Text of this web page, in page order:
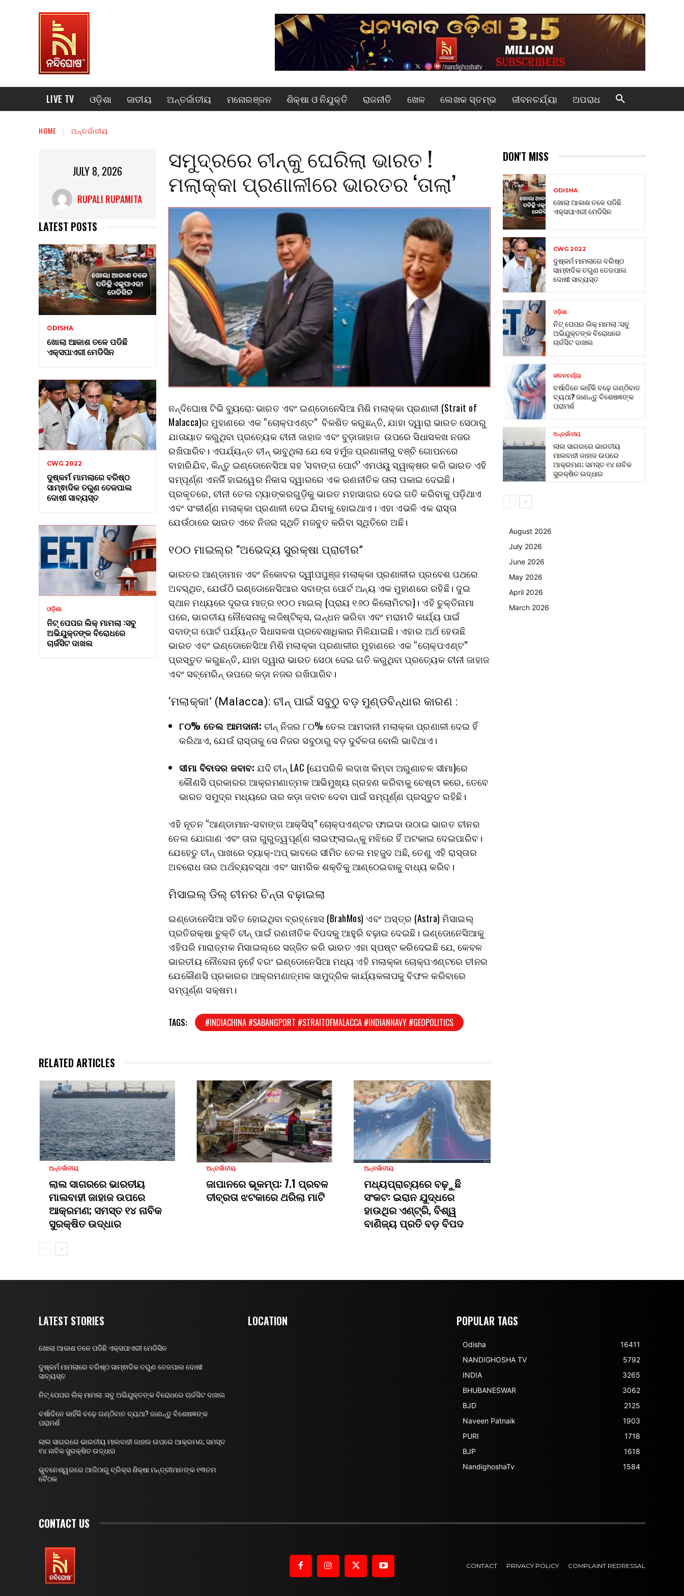
LIVE TV ଓଡ଼ିଶା ଜାତୀୟ ଅନ୍ତର୍ଜାତୀୟ ମନୋରଞ୍ଜନ ଶିକ୍ଷା ଓ ନିଯୁକ୍ତି ରାଜନୀତି ଖେଳ ଲେଖକ ସ୍ତମ୍ଭ ଜୀବନଚର୍ଯ୍ୟା ଅପରାଧ
HOME ଅନ୍ତର୍ଜାତୀୟ
JULY 8, 2026
RUPALI RUPAMITA
LATEST POSTS
ODISHA
ଖୋଲା ଆକାଶ ତଳେ ପଡିଛି
ଏକ୍ସପାଏରୀ ମେଡିସିନ
CWG 2022
ଦୁଷ୍କର୍ମ ମାମଲାରେ ବରିଷ୍ଠ
ସାମ୍ଵାଦିକ ତରୁଣ ତେଜପାଲ
ଦୋଷୀ ସାବ୍ୟସ୍ତ
ଓଡ଼ିଶା
ନିଟ୍ ପେପର ଲିକ୍ ମାମଲା :ସବୁ
ଅଭିଯୁକ୍ତଙ୍କ ବିରୋଧରେ
ଚାର୍ଜସିଟ ଦାଖଲ
ସମୁଦ୍ରରେ ଚୀନ୍‌କୁ ଘେରିଲା ଭାରତ !
ମଲାକ୍କା ପ୍ରଣାଳୀରେ ଭାରତର ‘ତାଲା’
ନନ୍ଦିଘୋଷ ଟିଭି ବ୍ୟୁରୋ: ଭାରତ ଏବଂ ଇଣ୍ଡୋନେସିଆ ମିଶି ମଲାକ୍କା ପ୍ରଣାଳୀ (Strait of
Malacca)ର ମୁହାଣରେ ଏକ “ଚୋକ୍‌ପଏଣ୍ଟ” ବିକଶିତ କରୁଛନ୍ତି, ଯାହା ଦ୍ୱାରା ଭାରତ ସେଠାରୁ
ଯାତାୟାତ କରୁଥିବା ପ୍ରତ୍ୟେକ ଚୀନୀ ଜାହାଜ ଏବଂ ବୁଡ଼ାଜାହାଜ ଉପରେ ସିଧାସଳଖ ନଜର
ରଖିପାରିବ। ଏପର୍ଯ୍ୟନ୍ତ ଚୀନ୍ ଭାବୁଥିଲା ଯେ ସେ ହର୍ମୁଜ ପ୍ରଣାଳୀରୁ ବଞ୍ଚି ଗୋପନରେ
ବାହାରିଯିବ, କିନ୍ତୁ ଇଣ୍ଡୋନେସିଆ ସହ ‘ସବାଙ୍ଗ ପୋର୍ଟ’ ଏମଓୟୁ ସ୍ୱାକ୍ଷର କରି ଭାରତ ଏହି
ସମ୍ପୂର୍ଣ୍ଣ ଏନର୍ଜି ହାଇୱେର ନିକାସ ଦ୍ୱାରରେ ଏକ ରଣନୀତିକ ତାଲା ପକାଇ ଦେଇଛି।
ପ୍ରକୃତରେ, ଚୀନୀ ତେଲ ଟ୍ୟାଙ୍କରଗୁଡ଼ିକୁ ଭାରତ ମହାସାଗର ଦେଇ ଗତି କରିବାକୁ ପଡ଼ିଥାଏ
ଏବଂ ସଂକୀର୍ଣ୍ଣ ମଲାକ୍କା ପ୍ରଣାଳୀ ଦେଇ ଯିବାକୁ ହୋଇଥାଏ। ଏହା ଏଭଳି ଏକ ରାସ୍ତା
ଯେଉଁଠାରେ ଭାରତ ଏବେ ନିଜର ସ୍ଥିତି ମଜବୁତ କରିବା ସ୍ଥିତିରେ ଅଛି।
୧୦୦ ମାଇଲ୍‌ର “ଅଭେଦ୍ୟ ସୁରକ୍ଷା ପ୍ରାଚୀର”
ଭାରତର ଆଣ୍ଡାମାନ ଏବଂ ନିକୋବର ଦ୍ୱୀପପୁଞ୍ଜ ମଲାକ୍କା ପ୍ରଣାଳୀର ପ୍ରବେଶ ପଥରେ
ଅବସ୍ଥିତ, ଯେଉଁଠି ଇଣ୍ଡୋନେସିଆର ସବାଙ୍ଗ ପୋର୍ଟ ଅନ୍ୟ ଏକ ମୁହାଣରେ ରହିଛି। ଦୁଇ
ସ୍ଥାନ ମଧ୍ୟରେ ଦୂରତା ମାତ୍ର ୧୦୦ ମାଇଲ୍ (ପ୍ରାୟ ୧୬୦ କିଲୋମିଟର)। ଏହି ଚୁକ୍ତିନାମା
ପରେ, ଭାରତୀୟ ନୌସେନାକୁ ଲଜିଷ୍ଟିକ୍ସ, ଇନ୍ଧନ ଭରିବା ଏବଂ ମରାମତି କାର୍ଯ୍ୟ ପାଇଁ
ସବାଙ୍ଗ ପୋର୍ଟ ପର୍ଯ୍ୟନ୍ତ ସିଧାସଳଖ ପ୍ରବେଶାଧିକାର ମିଳିଯାଇଛି। ଏହାର ଅର୍ଥ ହେଉଛି
ଭାରତ ଏବଂ ଇଣ୍ଡୋନେସିଆ ମିଶି ମଲାକ୍କା ପ୍ରଣାଳୀର ମୁହାଣରେ ଏକ “ଚୋକ୍‌ପଏଣ୍ଟ”
ପ୍ରସ୍ତୁତ କରୁଛନ୍ତି, ଯାହା ଦ୍ୱାରା ଭାରତ ସେଠା ଦେଇ ଗତି କରୁଥିବା ପ୍ରତ୍ୟେକ ଚୀନୀ ଜାହାଜ
ଏବଂ ସବ୍‌ମେରିନ୍ ଉପରେ କଡ଼ା ନଜର ରଖିପାରିବ।
‘ମଲାକ୍କା’ (Malacca): ଚୀନ୍ ପାଇଁ ସବୁଠୁ ବଡ଼ ମୁଣ୍ଡବିନ୍ଧାର କାରଣ :
୮୦% ତେଲ ଆମଦାନୀ: ଚୀନ୍ ନିଜର ୮୦% ତେଲ ଆମଦାନୀ ମଲାକ୍କା ପ୍ରଣାଳୀ ଦେଇ ହିଁ
କରିଥାଏ, ଯେଉଁ ରାସ୍ତାକୁ ସେ ନିଜର ସବୁଠାରୁ ବଡ଼ ଦୁର୍ବଳତା ବୋଲି ଭାବିଥାଏ।
ସୀମା ବିବାଦର ଜବାବ: ଯଦି ଚୀନ୍ LAC (ଯେପରିକି ଲଦାଖ କିମ୍ବା ଅରୁଣାଚଳ ସୀମା)ରେ
କୌଣସି ପ୍ରକାରର ଆକ୍ରମଣାତ୍ମକ ଆଭିମୁଖ୍ୟ ଗ୍ରହଣ କରିବାକୁ ଚେଷ୍ଟା କରେ, ତେବେ
ଭାରତ ସମୁଦ୍ର ମଧ୍ୟରେ ତାର କଡ଼ା ଜବାବ ଦେବା ପାଇଁ ସମ୍ପୂର୍ଣ୍ଣ ପ୍ରସ୍ତୁତ ରହିଛି।
ଏହି ନୂତନ “ଆଣ୍ଡାମାନ-ସବାଙ୍ଗ ଆକ୍ସିସ୍” ଚୋକ୍‌ପଏଣ୍ଟର ଫାଇଦା ଉଠାଇ ଭାରତ ଚୀନର
ତେଲ ଯୋଗାଣ ଏବଂ ତାର ଗୁରୁତ୍ୱପୂର୍ଣ୍ଣ ଲାଇଫ୍‌ଲାଇନ୍‌କୁ ମଝିରେ ହିଁ ଅଟକାଇ ଦେଇପାରିବ।
ଯେହେତୁ ଚୀନ୍ ପାଖରେ ବ୍ୟାକ୍-ଅପ୍ ଭାବରେ ସୀମିତ ତେଲ ମହଜୁଦ ଅଛି, ତେଣୁ ଏହି ରାସ୍ତାର
ଅବରୋଧ ତାର ଅର୍ଥବ୍ୟବସ୍ଥା ଏବଂ ସାମରିକ ଶକ୍ତିକୁ ଆଣ୍ଠେଇବାକୁ ବାଧ୍ୟ କରିବ।
ମିସାଇଲ୍ ଡିଲ୍ ଚୀନର ଚିନ୍ତା ବଢ଼ାଇଲା
ଇଣ୍ଡୋନେସିଆ ସହିତ ହୋଇଥିବା ବ୍ରହ୍ମୋସ (BrahMos) ଏବଂ ଅସ୍ତ୍ର (Astra) ମିସାଇଲ୍
ପ୍ରତିରକ୍ଷା ଚୁକ୍ତି ଚୀନ୍ ପାଇଁ ରଣନୀତିକ ବିପଦକୁ ଆହୁରି ବଢ଼ାଇ ଦେଇଛି। ଇଣ୍ଡୋନେସିଆକୁ
ଏହିପରି ମାରାତ୍ମକ ମିସାଇଲ୍‌ରେ ସଜ୍ଜିତ କରି ଭାରତ ଏହା ସ୍ପଷ୍ଟ କରିଦେଇଛି ଯେ, କେବଳ
ଭାରତୀୟ ନୌସେନା ନୁହେଁ ବରଂ ଇଣ୍ଡୋନେସିଆ ମଧ୍ୟ ଏହି ମଲାକ୍କା ଚୋକ୍‌ପଏଣ୍ଟରେ ଚୀନର
ଯେକୌଣସି ପ୍ରକାରର ଆକ୍ରମଣାତ୍ମକ ସାମୁଦ୍ରିକ କାର୍ଯ୍ୟକଳାପକୁ ବିଫଳ କରିବାରେ
ସମ୍ପୂର୍ଣ୍ଣ ସକ୍ଷମ।
TAGS: #INDIACHINA #SABANGPORT #STRAITOFMALACCA #INDIANNAVY #GEOPOLITICS
RELATED ARTICLES
ଅନ୍ତର୍ଜାତୀୟ
ଲାଲ ସାଗରରେ ଭାରତୀୟ
ମାଲବାହୀ ଜାହାଜ ଉପରେ
ଆକ୍ରମଣ; ସମସ୍ତ ୧୪ ନାବିକ
ସୁରକ୍ଷିତ ଉଦ୍ଧାର
ଅନ୍ତର୍ଜାତୀୟ
ଜାପାନରେ ଭୂକମ୍ପ: 7.1 ପ୍ରବଳ
ତୀବ୍ରତା ଝଟକାରେ ଥରିଲା ମାଟି
ଅନ୍ତର୍ଜାତୀୟ
ମଧ୍ୟପ୍ରାଚ୍ୟରେ ବଢ଼ୁଛି
ସଂକଟ: ଇରାନ ଯୁଦ୍ଧରେ
ହାଉଥିର ଏଣ୍ଟ୍ରି, ବିଶ୍ୱ
ବାଣିଜ୍ୟ ପ୍ରତି ବଡ଼ ବିପଦ
DON'T MISS
ODISHA
ଖୋଲା ଆକାଶ ତଳେ ପଡିଛି
ଏକ୍ସପାଏରୀ ମେଡିସିନ
CWG 2022
ଦୁଷ୍କର୍ମ ମାମଲାରେ ବରିଷ୍ଠ
ସାମ୍ଵାଦିକ ତରୁଣ ତେଜପାଲ
ଦୋଷୀ ସାବ୍ୟସ୍ତ
ଓଡ଼ିଶା
ନିଟ୍ ପେପର ଲିକ୍ ମାମଲା :ସବୁ
ଅଭିଯୁକ୍ତଙ୍କ ବିରୋଧରେ
ଚାର୍ଜସିଟ ଦାଖଲ
ଜୀବନଚର୍ଯ୍ୟା
ବର୍ଷାଦିନେ କାହିଁକି ବଢ଼େ ଗଣ୍ଠିବାତ
ବ୍ୟଥା? ଜାଣନ୍ତୁ ବିଶେଷଜ୍ଞଙ୍କ
ପରାମର୍ଶ
ଅନ୍ତର୍ଜାତୀୟ
ଲାଲ ସାଗରରେ ଭାରତୀୟ
ମାଲବାହୀ ଜାହାଜ ଉପରେ
ଆକ୍ରମଣ; ସମସ୍ତ ୧୪ ନାବିକ
ସୁରକ୍ଷିତ ଉଦ୍ଧାର
August 2026
July 2026
June 2026
May 2026
April 2026
March 2026
LATEST STORIES
ଖୋଲା ଆକାଶ ତଳେ ପଡିଛି ଏକ୍ସପାଏରୀ ମେଡିସିନ
ଦୁଷ୍କର୍ମ ମାମଲାରେ ବରିଷ୍ଠ ସାମ୍ଵାଦିକ ତରୁଣ ତେଜପାଲ ଦୋଷୀ
ସାବ୍ୟସ୍ତ
ନିଟ୍ ପେପର ଲିକ୍ ମାମଲା :ସବୁ ଅଭିଯୁକ୍ତଙ୍କ ବିରୋଧରେ ଚାର୍ଜସିଟ ଦାଖଲ
ବର୍ଷାଦିନେ କାହିଁକି ବଢ଼େ ଗଣ୍ଠିବାତ ବ୍ୟଥା? ଜାଣନ୍ତୁ ବିଶେଷଜ୍ଞଙ୍କ
ପରାମର୍ଶ
ଲାଲ ସାଗରରେ ଭାରତୀୟ ମାଲବାହୀ ଜାହାଜ ଉପରେ ଆକ୍ରମଣ; ସମସ୍ତ
୧୪ ନାବିକ ସୁରକ୍ଷିତ ଉଦ୍ଧାର
ଭୁବନେଶ୍ୱରରେ ଆଜିଠାରୁ ବ୍ରିକ୍ସ ଶିକ୍ଷା ମନ୍ତ୍ରୀମାନଙ୍କ ୧୩ତମ
ବୈଠକ
LOCATION POPULAR TAGS
Odisha
16411
NANDIGHOSHA TV
5792
INDIA
3265
BHUBANESWAR
3062
BJD
2125
Naveen Patnaik
1903
PURI
1718
BJP
1618
NandighoshaTv
1584
CONTACT US
CONTACT PRIVACY POLICY COMPLAINT REDRESSAL